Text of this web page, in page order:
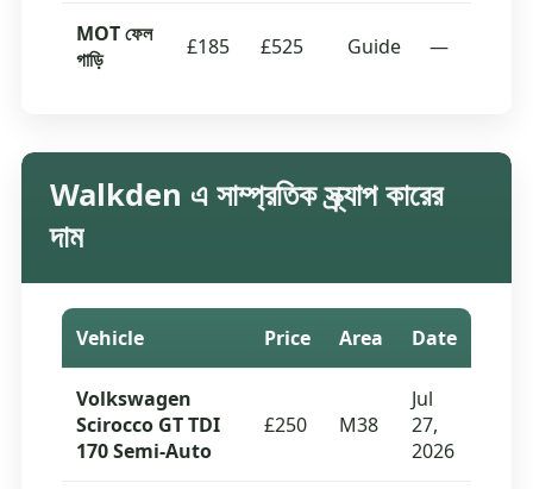
MOT ফেল
গাড়ি
£185 £525 Guide —
Walkden এ সাম্প্রতিক স্ক্র্যাপ কারের
দাম
Vehicle Price Area Date
Volkswagen
Scirocco GT TDI
170 Semi-Auto
£250 M38
Jul
27,
2026